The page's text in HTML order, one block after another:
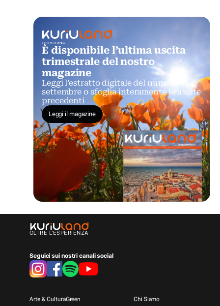
È disponibile l’ultima uscita
trimestrale del nostro
magazine
Leggi l’estratto digitale del numero di
settembre o sfoglia interamente le uscite
precedenti
Leggi il magazine
OLTRE L'ESPERIENZA
Seguici sui nostri canali social
Arte & CulturaGreen Chi Siamo